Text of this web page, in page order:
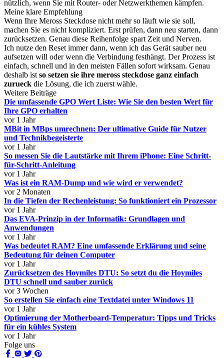
nützlich, wenn Sie mit Router- oder Netzwerkthemen kämpfen.
Meine klare Empfehlung
Wenn Ihre Meross Steckdose nicht mehr so läuft wie sie soll,
machen Sie es nicht kompliziert. Erst prüfen, dann neu starten, dann
zurücksetzen. Genau diese Reihenfolge spart Zeit und Nerven.
Ich nutze den Reset immer dann, wenn ich das Gerät sauber neu
aufsetzen will oder wenn die Verbindung festhängt. Der Prozess ist
einfach, schnell und in den meisten Fällen sofort wirksam. Genau
deshalb ist so setzen sie ihre meross steckdose ganz einfach
zurueck die Lösung, die ich zuerst wähle.
Weitere Beiträge
Die umfassende GPO Wert Liste: Wie Sie den besten Wert für
Ihre GPO erhalten
vor 1 Jahr
MBit in MBps umrechnen: Der ultimative Guide für Nutzer
und Technikbegeisterte
vor 1 Jahr
So messen Sie die Lautstärke mit Ihrem iPhone: Eine Schritt-
für-Schritt-Anleitung
vor 1 Jahr
Was ist ein RAM-Dump und wie wird er verwendet?
vor 2 Monaten
In die Tiefen der Rechenleistung: So funktioniert ein Prozessor
vor 1 Jahr
Das EVA-Prinzip in der Informatik: Grundlagen und
Anwendungen
vor 1 Jahr
Was bedeutet RAM? Eine umfassende Erklärung und seine
Bedeutung für deinen Computer
vor 1 Jahr
Zurücksetzen des Hoymiles DTU: So setzt du die Hoymiles
DTU schnell und sauber zurück
vor 3 Wochen
So erstellen Sie einfach eine Textdatei unter Windows 11
vor 1 Jahr
Optimierung der Motherboard-Temperatur: Tipps und Tricks
für ein kühles System
vor 1 Jahr
Folge uns